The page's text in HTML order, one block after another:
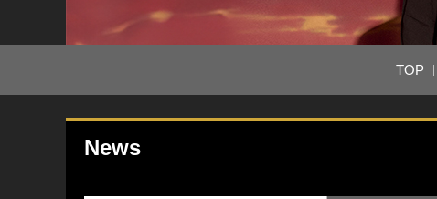
TOP
News